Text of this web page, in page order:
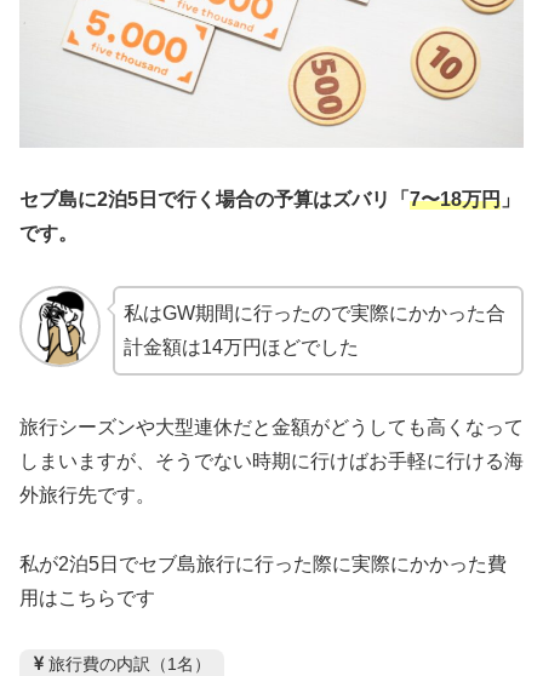
セブ島に2泊5日で行く場合の予算はズバリ「 7〜18万円 」
です。
私はGW期間に行ったので実際にかかった合
計金額は14万円ほどでした
旅行シーズンや大型連休だと金額がどうしても高くなって
しまいますが、そうでない時期に行けばお手軽に行ける海
外旅行先です。
私が2泊5日でセブ島旅行に行った際に実際にかかった費
用はこちらです
旅行費の内訳（1名）